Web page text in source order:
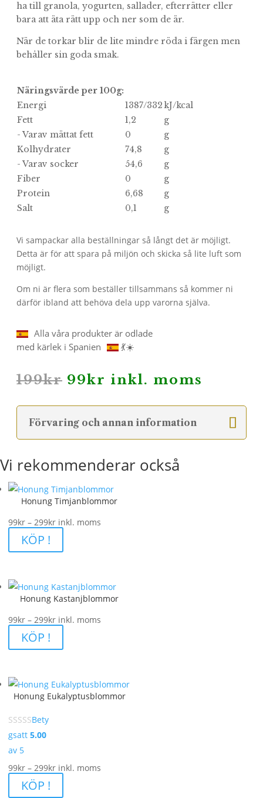
ha till granola, yogurten, sallader, efterrätter eller
bara att äta rätt upp och ner som de är.
När de torkar blir de lite mindre röda i färgen men
behåller sin goda smak.
Näringsvärde per 100g:
Energi
1387/332kJ/kcal
Fett
1,2
g
- Varav mättat fett
0
g
Kolhydrater
74,8
g
- Varav socker
54,6
g
Fiber
0
g
Protein
6,68
g
Salt
0,1 g
Vi sampackar alla beställningar så långt det är möjligt.
Detta är för att spara på miljön och skicka så lite luft som
möjligt.
Om ni är flera som beställer tillsammans så kommer ni
därför ibland att behöva dela upp varorna själva.
Alla våra produkter är odlade
med kärlek i Spanien
💃☀️
199kr Det
priset
var:
199kr.
99kr Det
priset
är:
99kr.
inkl. moms
Förvaring och annan information
Vi rekommenderar också
Honung Timjanblommor
99kr – 299krPrisintervall:
till
inkl. moms
KÖP !
Honung Kastanjblommor
99kr – 299krPrisintervall:
till
inkl. moms
KÖP !
Honung Eukalyptusblommor
Bety
gsatt 5.00
av 5
99kr – 299krPrisintervall:
inkl. moms
KÖP !